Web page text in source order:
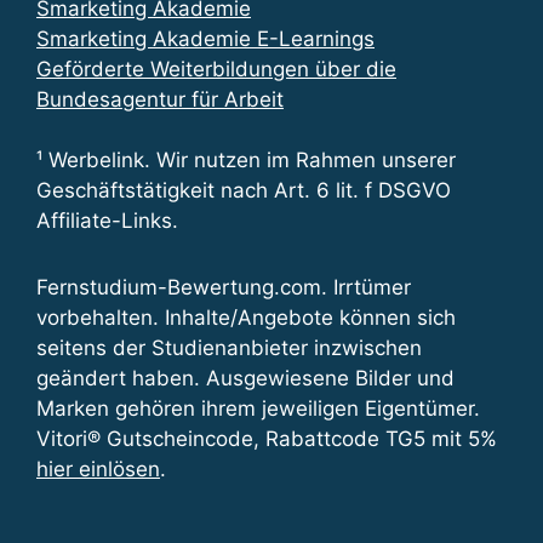
Smarketing Akademie
Smarketing Akademie E-Learnings
Geförderte Weiterbildungen über die
Bundesagentur für Arbeit
¹ Werbelink. Wir nutzen im Rahmen unserer
Geschäftstätigkeit nach Art. 6 lit. f DSGVO
Affiliate-Links.
Fernstudium-Bewertung.com. Irrtümer
vorbehalten. Inhalte/Angebote können sich
seitens der Studienanbieter inzwischen
geändert haben. Ausgewiesene Bilder und
Marken gehören ihrem jeweiligen Eigentümer.
Vitori® Gutscheincode, Rabattcode TG5 mit 5%
hier einlösen.